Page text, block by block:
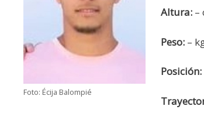
Foto: Écija Balompié
Altura:–
Peso:–
Posición: